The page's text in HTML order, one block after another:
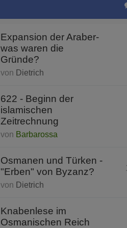
Expansion der Araber-
was waren die
Gründe?
von Dietrich
622 - Beginn der
islamischen
Zeitrechnung
von Barbarossa
Osmanen und Türken -
"Erben" von Byzanz?
von Dietrich
Knabenlese im
Osmanischen Reich